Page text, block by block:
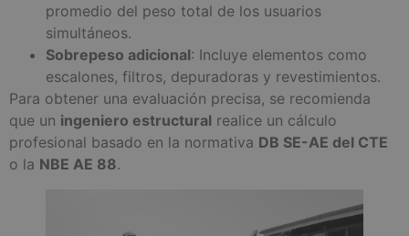
promedio del peso total de los usuarios
simultáneos.
Sobrepeso adicional: Incluye elementos como
escalones, filtros, depuradoras y revestimientos.
Para obtener una evaluación precisa, se recomienda
que un ingeniero estructural realice un cálculo
profesional basado en la normativa DB SE-AE del CTE
o la NBE AE 88.